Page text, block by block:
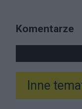
Komentarze
Inne